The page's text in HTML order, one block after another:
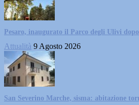
Pesaro, inaugurato il Parco degli Ulivi
Attualità 9 Agosto 2026
San Severino Marche, sisma: abitazione